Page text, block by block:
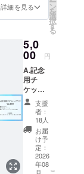
でファ
イルを
送付さ
ただき
ます(時
期未定･
1年以
内)
詳細を見る ン
を
選
択
す
る
5,0
00 円
A.記念
用チ
ケット
プラン
■限定紙
チケッ
ト ※記
念品紙
チケッ
ト 後日
郵送さ
支援
者：
18人
お届
け予
定：
2026
年08